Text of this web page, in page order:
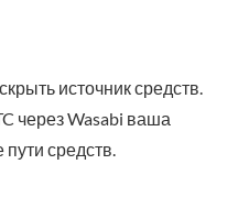
источник средств.
через Wasabi ваша
средств.